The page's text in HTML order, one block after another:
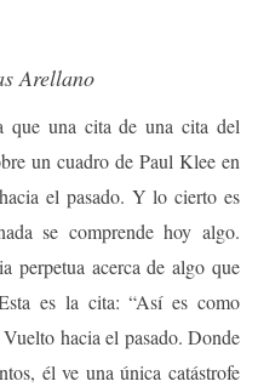
Arellano
que una cita de una cita del
un cuadro de Paul Klee en
el pasado. Y lo cierto es
se comprende hoy algo.
perpetua acerca de algo que
es la cita: “Así es como
hacia el pasado. Donde
él ve una única catástrofe